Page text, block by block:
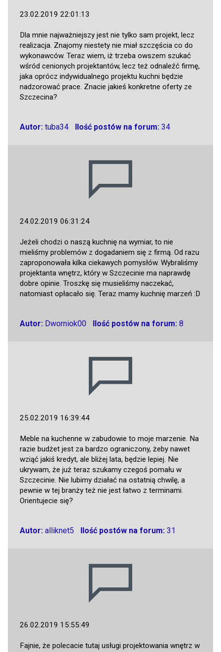
23.02.2019 22:01:13
Dla mnie najważniejszy jest nie tylko sam projekt, lecz
realizacja. Znajomy niestety nie miał szczęścia co do
wykonawców. Teraz wiem, iż trzeba owszem szukać
wśród cenionych projektantów, lecz też odnaleźć firmę,
jaka oprócz indywidualnego projektu kuchni będzie
nadzorować prace. Znacie jakieś konkretne oferty ze
Szczecina?
Autor: tuba34 Ilość postów na forum:34
24.02.2019 06:31:24
Jeżeli chodzi o naszą kuchnię na wymiar, to nie
mieliśmy problemów z dogadaniem się z firmą. Od razu
zaproponowała kilka ciekawych pomysłów. Wybraliśmy
projektanta wnętrz, który w Szczecinie ma naprawdę
dobre opinie. Troszkę się musieliśmy naczekać,
natomiast opłacało się. Teraz mamy kuchnię marzeń :D
Autor: Dworniok00 Ilość postów na forum: 8
25.02.2019 16:39:44
Meble na kuchenne w zabudowie to moje marzenie. Na
razie budżet jest za bardzo ograniczony, żeby nawet
wziąć jakiś kredyt, ale bliżej lata, będzie lepiej. Nie
ukrywam, że już teraz szukamy czegoś pomału w
Szczecinie. Nie lubimy działać na ostatnią chwilę, a
pewnie w tej branży też nie jest łatwo z terminami.
Orientujecie się?
Autor: alliknet5 Ilość postów na forum:31
26.02.2019 15:55:49
Fajnie, że polecacie tutaj usługi projektowania wnętrz w